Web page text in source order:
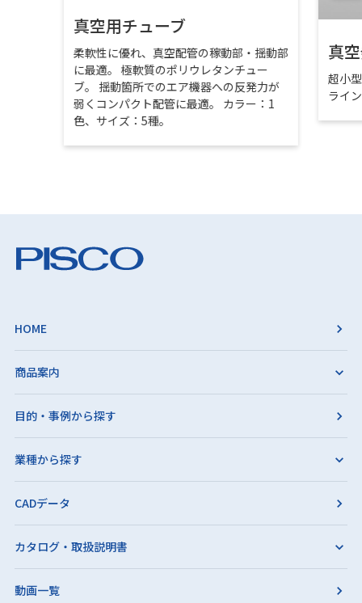
真空用チューブ
柔軟性に優れ、真空配管の稼動部・揺動部
に最適。 極軟質のポリウレタンチュー
ブ。 揺動箇所でのエア機器への反発力が
弱くコンパクト配管に最適。 カラー：1
色、サイズ：5種。
真
超小
ライ
HOME
商品案内
目的・事例から探す
業種から探す
CADデータ
カタログ・取扱説明書
動画一覧